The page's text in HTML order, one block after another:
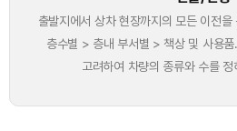
출발지에서 상차 현장까지의 모든 이전
층수별 > 층내 부서별 > 책상 및 사용
고려하여 차량의 종류와 수를